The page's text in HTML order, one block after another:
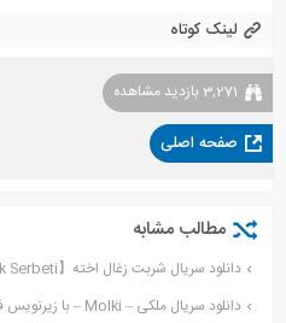
لینک کوتاه
3,271 بازدید مشاهده
صفحه اصلی
مطالب مشابه
دانلود سریال شربت زغال اخته【Kizilcik Serbeti】با زیرنویس فارسی
دانلود سریال ملکی – Molki – با زیرنویس فارسی و دوبله HD720P